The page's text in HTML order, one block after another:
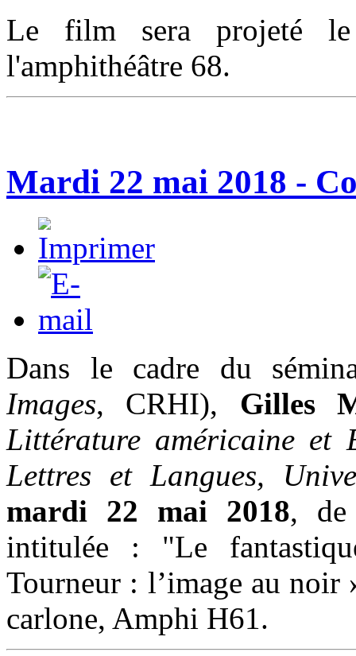
Le film sera projeté
l'amphithéâtre 68.
Mardi 22 mai 2018 -
Dans le cadre du
Images, CRHI), Gilles
Littérature américaine et
Lettres et Langues,
mardi 22 mai 2018, de
intitulée : "Le
Tourneur : l’image au noir
carlone, Amphi H61.